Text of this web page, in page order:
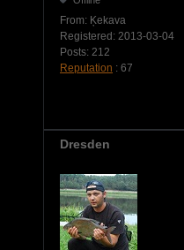
From: Ķekava
Registered: 2013-03-04
Posts: 212
Reputation : 67
Dresden